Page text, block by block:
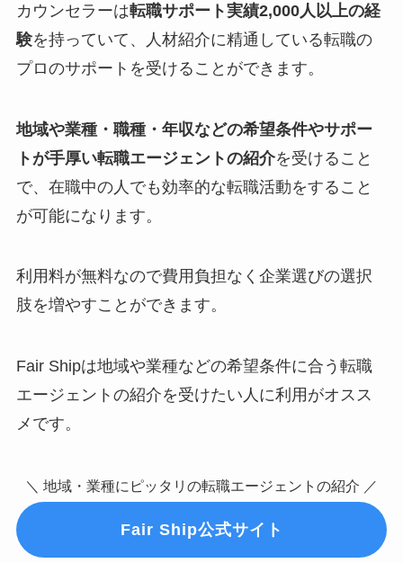
カウンセラーは転職サポート実績2,000人以上の経
験を持っていて、人材紹介に精通している転職の
プロのサポートを受けることができます。
地域や業種・職種・年収などの希望条件やサポー
トが手厚い転職エージェントの紹介を受けること
で、在職中の人でも効率的な転職活動をすること
が可能になります。
利用料が無料なので費用負担なく企業選びの選択
肢を増やすことができます。
Fair Shipは地域や業種などの希望条件に合う転職
エージェントの紹介を受けたい人に利用がオスス
メです。
＼ 地域・業種にピッタリの転職エージェントの紹介 ／
Fair Ship公式サイト